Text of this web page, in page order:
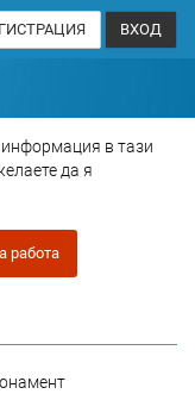
ВХОД
в тази
да я
работа